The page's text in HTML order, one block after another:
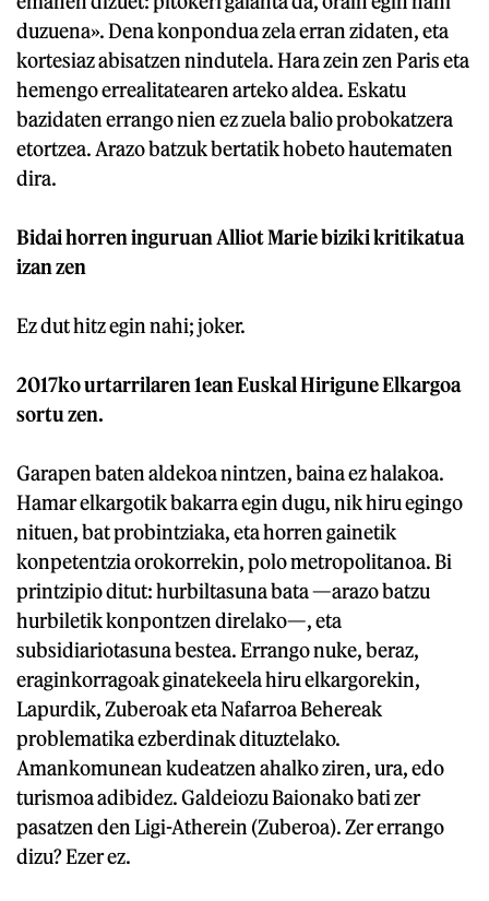
duzuena». Dena konpondua zela erran zidaten, eta
kortesiaz abisatzen nindutela. Hara zein zen Paris eta
hemengo errealitatearen arteko aldea. Eskatu
bazidaten errango nien ez zuela balio probokatzera
etortzea. Arazo batzuk bertatik hobeto hautematen
dira.
Bidai horren inguruan Alliot Marie biziki kritikatua
izan zen
Ez dut hitz egin nahi; joker.
2017ko urtarrilaren 1ean Euskal Hirigune Elkargoa
sortu zen.
Garapen baten aldekoa nintzen, baina ez halakoa.
Hamar elkargotik bakarra egin dugu, nik hiru egingo
nituen, bat probintziaka, eta horren gainetik
konpetentzia orokorrekin, polo metropolitanoa. Bi
printzipio ditut: hurbiltasuna bata —arazo batzu
hurbiletik konpontzen direlako—, eta
subsidiariotasuna bestea. Errango nuke, beraz,
eraginkorragoak ginatekeela hiru elkargorekin,
Lapurdik, Zuberoak eta Nafarroa Behereak
problematika ezberdinak dituztelako.
Amankomunean kudeatzen ahalko ziren, ura, edo
turismoa adibidez. Galdeiozu Baionako bati zer
pasatzen den Ligi-Atherein (Zuberoa). Zer errango
dizu? Ezer ez.